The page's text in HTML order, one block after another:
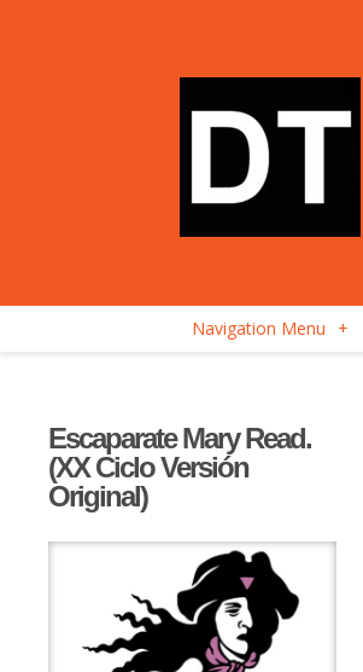
Navigation Menu +
Escaparate Mary Read.
(XX Ciclo Versión
Original)